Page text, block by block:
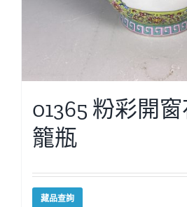
01365 粉彩開
籠瓶
藏品查詢